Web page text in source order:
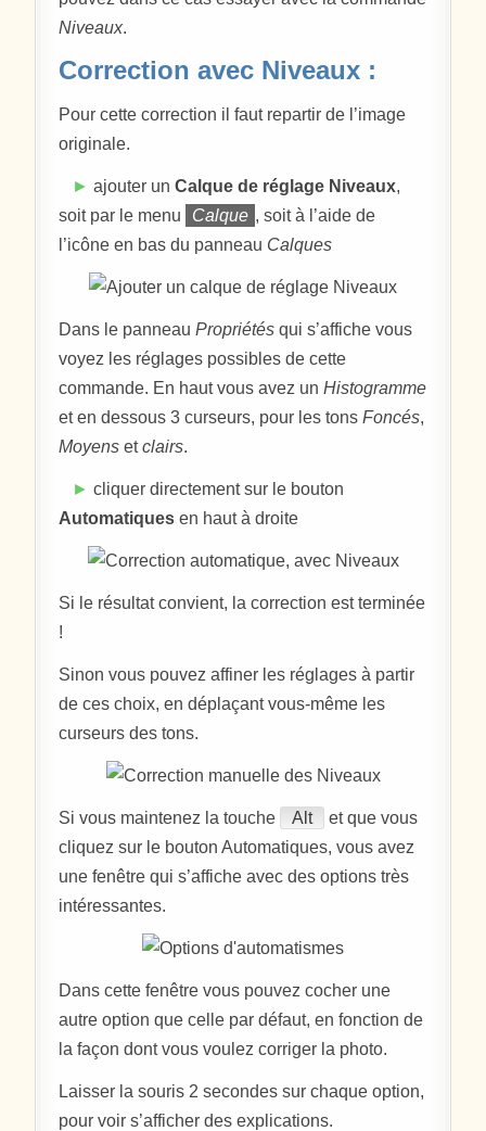
Niveaux.
Correction avec Niveaux :
Pour cette correction il faut repartir de l’image
originale.
► ajouter unCalque de réglage Niveaux,
soit par le menu
Calque , soit à l’aide de
l’icône en bas du panneau Calques
Dans le panneauPropriétés qui s’affiche vous
voyez les réglages possibles de cette
commande. En haut vous avez unHistogramme
et en dessous 3 curseurs, pour les tonsFoncés,
Moyens etclairs.
► cliquer directement sur le bouton
Automatiques en haut à droite
Si le résultat convient, la correction est terminée
!
Sinon vous pouvez affiner les réglages à partir
de ces choix, en déplaçant vous-même les
curseurs des tons.
Si vous maintenez la touche Alt
et que vous
cliquez sur le bouton Automatiques, vous avez
une fenêtre qui s’affiche avec des options très
intéressantes.
Dans cette fenêtre vous pouvez cocher une
autre option que celle par défaut, en fonction de
la façon dont vous voulez corriger la photo.
Laisser la souris 2 secondes sur chaque option,
pour voir s’afficher des explications.